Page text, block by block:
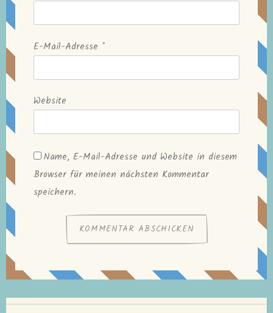
E-Mail-Adresse *
Website
Name, E-Mail-Adresse und Website in diesem
Browser für meinen nächsten Kommentar
speichern.